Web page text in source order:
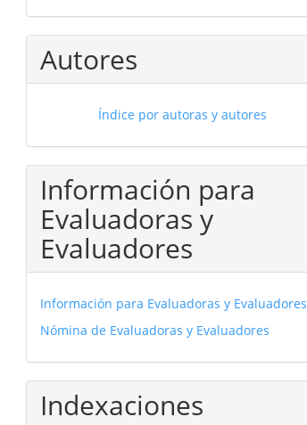
Autores
Índice por autoras y autores
Información para
Evaluadoras y
Evaluadores
Información para Evaluadoras y Evaluadores
Nómina de Evaluadoras y Evaluadores
Indexaciones